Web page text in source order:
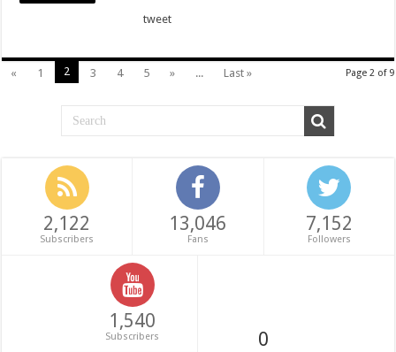
tweet
Page 2 of 9
« 1 2 3 4 5 » ... Last »
2,122
Subscribers
13,046
Fans
7,152
Followers
1,540
Subscribers 0